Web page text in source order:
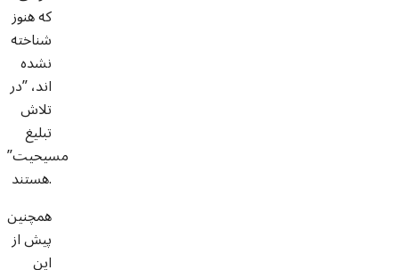
که هنوز
شناخته
نشده
اند، ”در
تلاش
تبلیغ
مسیحیت”
هستند.
همچنین
پیش از
این